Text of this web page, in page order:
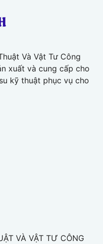
Và Vật Tư Công
xuất và cung cấp cho
kỹ thuật phục vụ cho
VÀ VẬT TƯ CÔNG